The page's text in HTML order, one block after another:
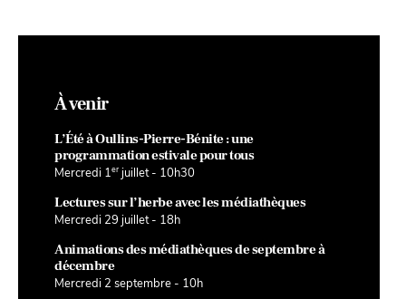
À venir
L’Été à Oullins-Pierre-Bénite : une
programmation estivale pour tous
Mercredi 1er juillet - 10h30
Lectures sur l’herbe avec les médiathèques
Mercredi 29 juillet - 18h
Animations des médiathèques de septembre à
décembre
Mercredi 2 septembre - 10h